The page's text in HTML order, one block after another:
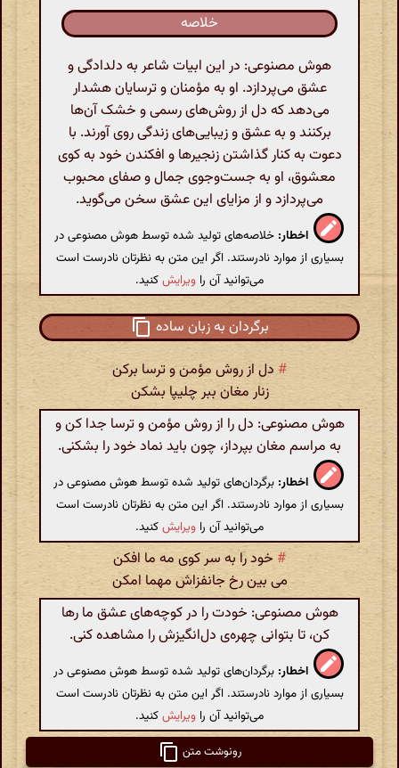
خلاصه
هوش مصنوعی: در این ابیات شاعر به دلدادگی و
عشق می‌پردازد. او به مؤمنان و ترسایان هشدار
می‌دهد که دل از روش‌های رسمی و خشک آن‌ها
برکنند و به عشق و زیبایی‌های زندگی روی آورند. با
دعوت به کنار گذاشتن زنجیرها و افکندن خود به کوی
معشوق، او به جست‌وجوی جمال و صفای محبوب
می‌پردازد و از مزایای این عشق سخن می‌گوید.
اخطار: خلاصه‌های تولید شده توسط هوش مصنوعی در
بسیاری از موارد نادرستند. اگر این متن به نظرتان نادرست است
می‌توانید آن را ویرایشکنید.
برگردان به زبان ساده
# دل از روش مؤمن و ترسا برکن
زنار مغان ببر چلیپا بشکن
هوش مصنوعی: دل را از روش مؤمن و ترسا جدا کن و
به مراسم مغان بپرداز، چون باید نماد خود را بشکنی.
اخطار: برگردان‌های تولید شده توسط هوش مصنوعی در
بسیاری از موارد نادرستند. اگر این متن به نظرتان نادرست است
می‌توانید آن را ویرایشکنید.
# خود را به سر کوی مه ما افکن
می بین رخ جانفزاش مهما امکن
هوش مصنوعی: خودت را در کوچه‌های عشق ما رها
کن، تا بتوانی چهره‌ی دل‌انگیزش را مشاهده کنی.
اخطار: برگردان‌های تولید شده توسط هوش مصنوعی در
بسیاری از موارد نادرستند. اگر این متن به نظرتان نادرست است
می‌توانید آن را ویرایشکنید.
رونوشت متن